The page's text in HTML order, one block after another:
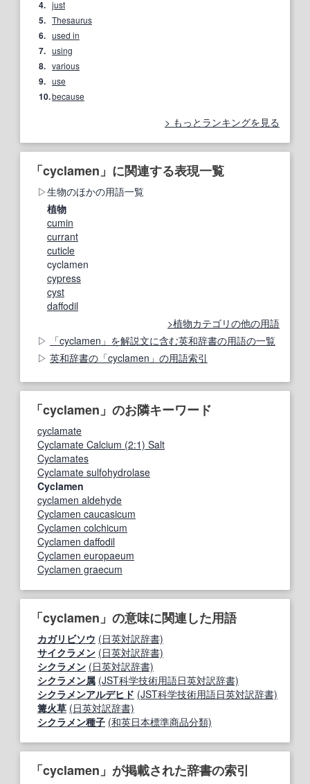
4. just
5. Thesaurus
6. used in
7. using
8. various
9. use
10.because
もっとランキングを見る
「cyclamen」に関連する表現一覧
生物のほかの用語一覧
植物
cumin
currant
cuticle
cyclamen
cypress
cyst
daffodil
植物カテゴリの他の用語
「cyclamen」を解説文に含む英和辞書の用語の一覧
英和辞書の「cyclamen」の用語索引
「cyclamen」のお隣キーワード
cyclamate
Cyclamate Calcium (2:1) Salt
Cyclamates
Cyclamate sulfohydrolase
Cyclamen
cyclamen aldehyde
Cyclamen caucasicum
Cyclamen colchicum
Cyclamen daffodil
Cyclamen europaeum
Cyclamen graecum
「cyclamen」の意味に関連した用語
カガリビソウ (日英対訳辞書)
サイクラメン (日英対訳辞書)
シクラメン (日英対訳辞書)
シクラメン属 (JST科学技術用語日英対訳辞書)
シクラメンアルデヒド (JST科学技術用語日英対訳辞書)
篝火草 (日英対訳辞書)
シクラメン種子 (和英日本標準商品分類)
「cyclamen」が掲載された辞書の索引